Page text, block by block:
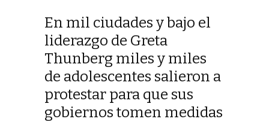
En mil ciudades y bajo el
liderazgo de Greta
Thunberg miles y miles
de adolescentes salieron a
protestar para que sus
gobiernos tomen medidas